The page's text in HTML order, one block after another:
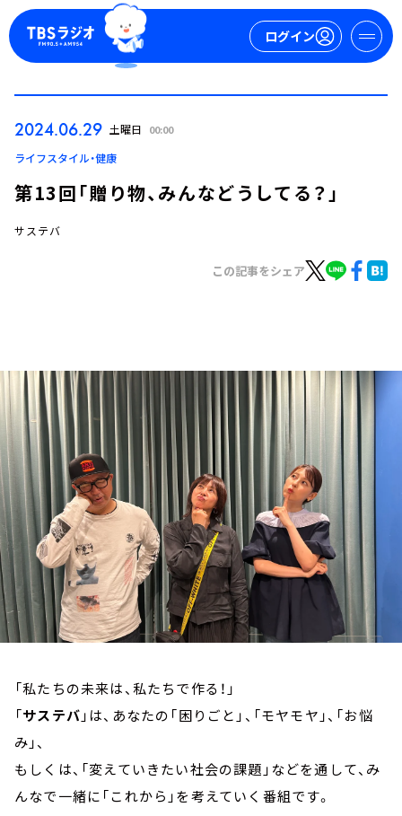
ログイン
ログイン
トピックス
TBS Podcast
お知らせ
イベント・グッズ
YouTube
会社情報
2024.06.29 土曜日 00:00
ライフスタイル・健康
第13回「贈り物、みんなどうしてる？」
サステバ
この記事をシェア
「私たちの未来は、私たちで作る！」
「サステバ 」は、あなたの「困りごと」、「モヤモヤ」、「お悩
み」、
もしくは、「変えていきたい社会の課題」などを通して、み
んなで一緒に「これから」を考えていく番組です。